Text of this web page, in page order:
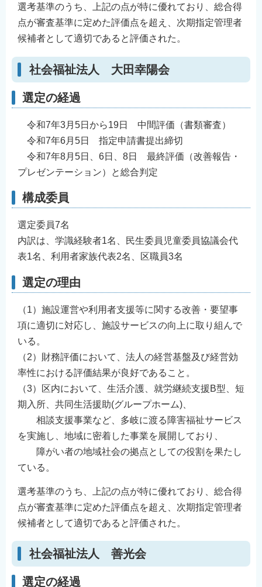
選考基準のうち、上記の点が特に優れており、総合得
点が審査基準に定めた評価点を超え、次期指定管理者
候補者として適切であると評価された。
社会福祉法人 大田幸陽会
選定の経過
令和7年3月5日から19日 中間評価（書類審査）
令和7年6月5日 指定申請書提出締切
令和7年8月5日、6日、8日 最終評価（改善報告・
プレゼンテーション）と総合判定
構成委員
選定委員7名
内訳は、学識経験者1名、民生委員児童委員協議会代
表1名、利用者家族代表2名、区職員3名
選定の理由
（1）施設運営や利用者支援等に関する改善・要望事
項に適切に対応し、施設サービスの向上に取り組んで
いる。
（2）財務評価において、法人の経営基盤及び経営効
率性における評価結果が良好であること。
（3）区内において、生活介護、就労継続支援B型、短
期入所、共同生活援助(グループホーム)、
相談支援事業など、多岐に渡る障害福祉サービス
を実施し、地域に密着した事業を展開しており、
障がい者の地域社会の拠点としての役割を果たし
ている。
選考基準のうち、上記の点が特に優れており、総合得
点が審査基準に定めた評価点を超え、次期指定管理者
候補者として適切であると評価された。
社会福祉法人 善光会
選定の経過